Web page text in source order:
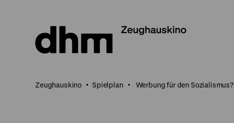
Seiteninhalt
springen
Zeughauskino Spielplan Werbung für den Sozialismus?